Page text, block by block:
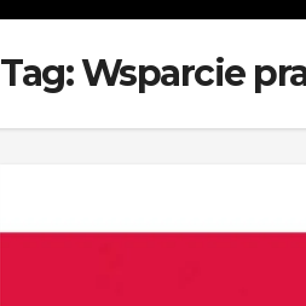
Tag:Wsparcie